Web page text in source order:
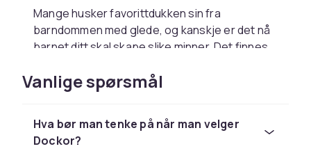
Mange husker favorittdukken sin fra
barndommen med glede, og kanskje er det nå
barnet ditt skal skape slike minner. Det finnes
mellom, som forestiller alt fra babyer til kjente
filmkarakterer.
Ranglen
Vanlige spørsmål
Hva bør man tenke på når man velger
Dockor?